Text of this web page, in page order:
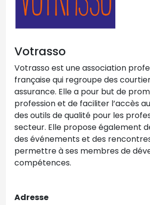
Votrasso
Votrasso est une association
française qui regroupe des
assurance. Elle a pour but de
profession et de faciliter l’accès
des outils de qualité pour les
secteur. Elle propose également
des événements et des
permettre à ses membres de
compétences.
Adresse